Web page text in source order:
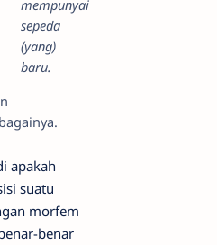
mempunyai
sepeda
(yang)
baru.
apakah
suatu
morfem
benar